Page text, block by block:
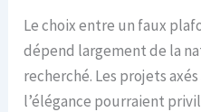
Le choix entre un faux
dépend largement de la
recherché. Les projets
l’élégance pourraient